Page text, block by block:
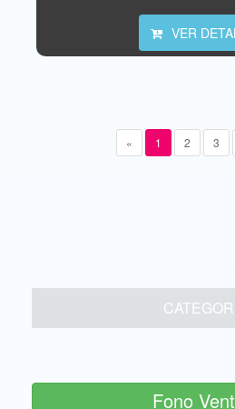
VER
« 1 2 3
Fono